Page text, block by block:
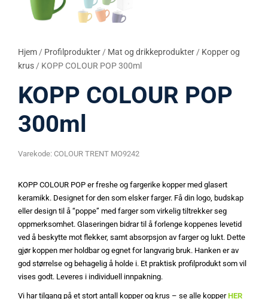
Hjem/ Profilprodukter/ Mat og drikkeprodukter/ Kopper og
krus/ KOPP COLOUR POP 300ml
KOPP COLOUR POP
300ml
Varekode: COLOUR TRENT MO9242
KOPP COLOUR POP er freshe og fargerike kopper med glasert
keramikk. Designet for den som elsker farger. Få din logo, budskap
eller design til å “poppe” med farger som virkelig tiltrekker seg
oppmerksomhet. Glaseringen bidrar til å forlenge koppenes levetid
ved å beskytte mot flekker, samt absorpsjon av farger og lukt. Dette
gjør koppen mer holdbar og egnet for langvarig bruk. Hanken er av
god størrelse og behagelig å holde i. Et praktisk profilprodukt som vil
vises godt. Leveres i individuell innpakning.
Vi har tilgang på et stort antall kopper og krus – se alle kopperHER